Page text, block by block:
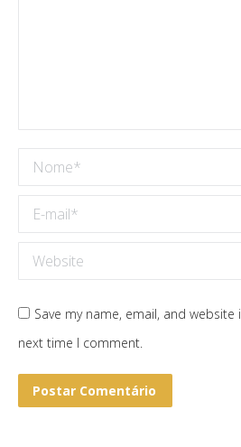
Nome *
E-mail *
Website
Save my name, email, and
next time I comment.
Postar Comentário